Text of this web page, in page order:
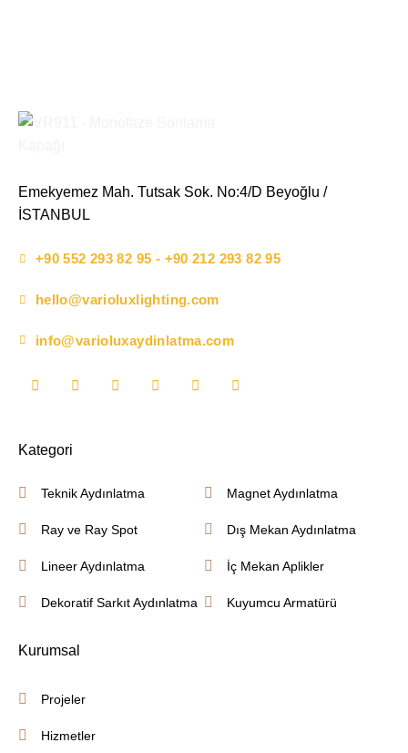
Emekyemez Mah. Tutsak Sok. No:4/D Beyoğlu /
İSTANBUL
+90 552 293 82 95 - +90 212 293 82 95
hello@varioluxlighting.com
info@varioluxaydinlatma.com
Kategori
Teknik Aydınlatma
Ray ve Ray Spot
Lineer Aydınlatma
Dekoratif Sarkıt Aydınlatma
Magnet Aydınlatma
Dış Mekan Aydınlatma
İç Mekan Aplikler
Kuyumcu Armatürü
Kurumsal
Projeler
Hizmetler